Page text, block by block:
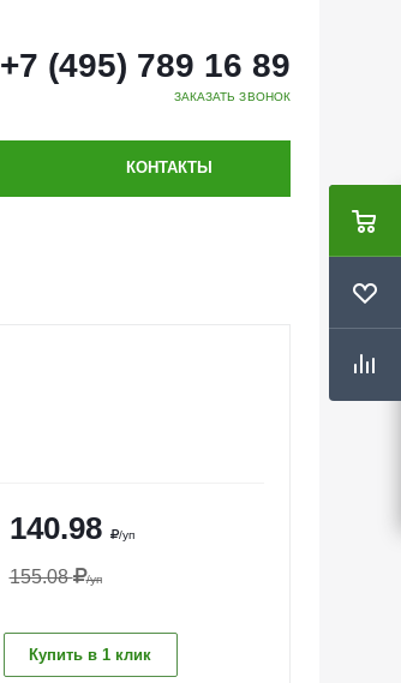
+7 (495) 789 16 89
ЗАКАЗАТЬ ЗВОНОК
КОНТАКТЫ
140.98 /уп
155.08 /уп
Купить в 1 клик